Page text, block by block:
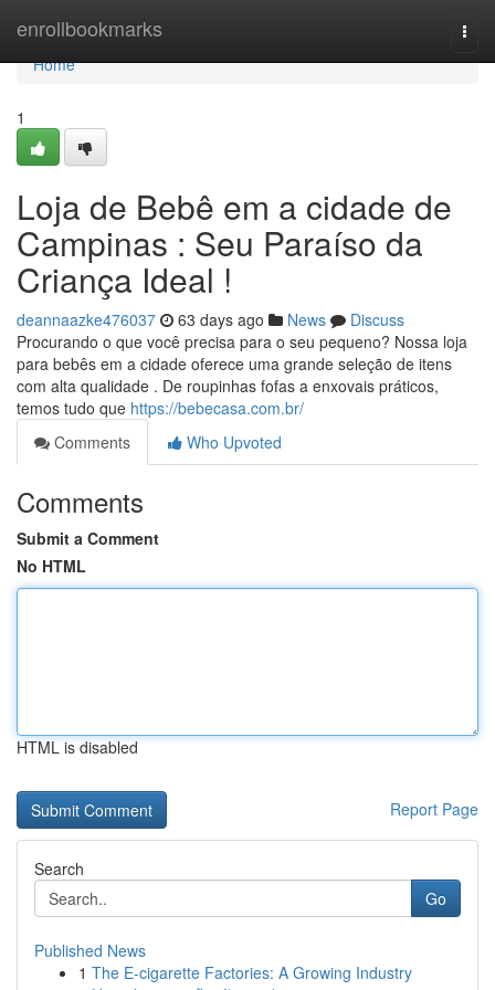
enrollbookmarks
Home
Home
1
Loja de Bebê em a cidade de
Campinas : Seu Paraíso da
Criança Ideal !
deannaazke476037 63 days ago News
Discuss
Procurando o que você precisa para o seu pequeno? Nossa loja
para bebês em a cidade oferece uma grande seleção de itens
com alta qualidade . De roupinhas fofas a enxovais práticos,
temos tudo que https://bebecasa.com.br/
Comments
Who Upvoted
Comments
Submit a Comment
No HTML
HTML is disabled
Report Page
Search
Go
Published News
1 The E-cigarette Factories: A Growing Industry